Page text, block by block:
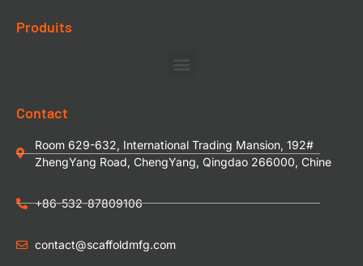
Produits
Contact
Room 629-632, International Trading Mansion, 192#
ZhengYang Road, ChengYang, Qingdao 266000, Chine
+86-532-87809106
contact@scaffoldmfg.com